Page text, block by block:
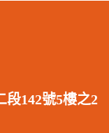
段142號5樓之2